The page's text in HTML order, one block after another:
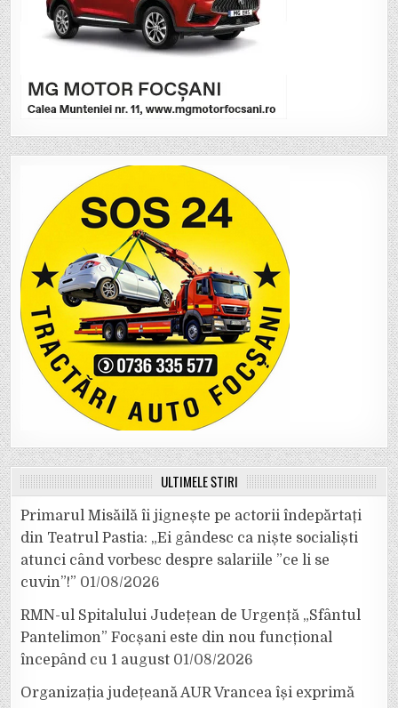
ULTIMELE ȘTIRI
Primarul Misăilă îi jignește pe actorii îndepărtați
din Teatrul Pastia: „Ei gândesc ca niște socialiști
atunci când vorbesc despre salariile ”ce li se
cuvin”!” 01/08/2026
RMN-ul Spitalului Județean de Urgență „Sfântul
Pantelimon” Focșani este din nou funcțional
începând cu 1 august 01/08/2026
Organizația județeană AUR Vrancea își exprimă